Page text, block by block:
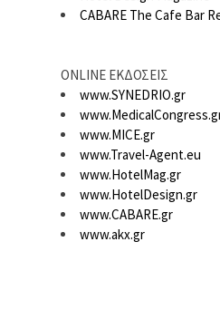
CABARE The Cafe Bar
ONLINE ΕΚΔΟΣΕΙΣ
www.SYNEDRIO.gr
www.MICE.gr
www.Travel-Agent.eu
www.HotelMag.gr
www.HotelDesign.gr
www.CABARE.gr
www.akx.gr